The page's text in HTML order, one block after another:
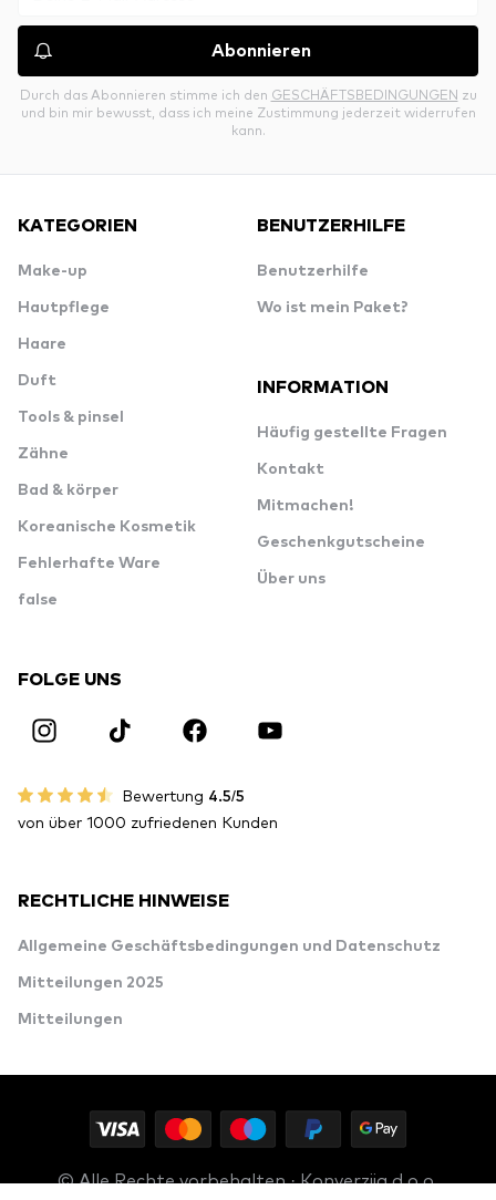
Abonnieren
Durch das Abonnieren stimme ich den GESCHÄFTSBEDINGUNGEN zu
und bin mir bewusst, dass ich meine Zustimmung jederzeit widerrufen
kann.
KATEGORIEN
Make-up
Hautpflege
Haare
Duft
Tools & pinsel
Zähne
Bad & körper
Koreanische Kosmetik
Fehlerhafte Ware
false
BENUTZERHILFE
Benutzerhilfe
Wo ist mein Paket?
INFORMATION
Häufig gestellte Fragen
Kontakt
Mitmachen!
Geschenkgutscheine
Über uns
FOLGE UNS
Bewertung 4.5/5
von über 1000 zufriedenen Kunden
RECHTLICHE HINWEISE
Allgemeine Geschäftsbedingungen und Datenschutz
Mitteilungen 2025
Mitteilungen
© Alle Rechte vorbehalten · Konverzija d.o.o.